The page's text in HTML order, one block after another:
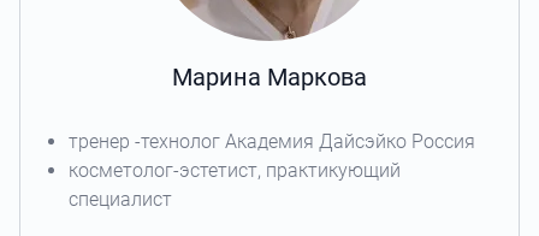
Марина Маркова
тренер -технолог Академия Дайсэйко Россия
косметолог-эстетист, практикующий
специалист